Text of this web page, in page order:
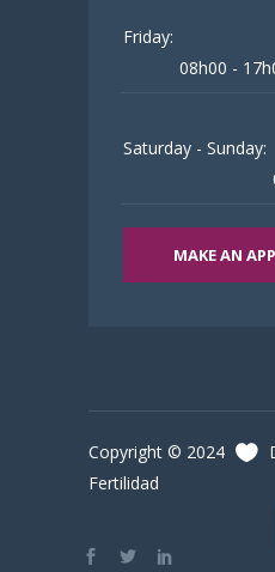
Friday:
08h00 -
Saturday - Sunday:
MAKE AN
Copyright © 2024
Fertilidad